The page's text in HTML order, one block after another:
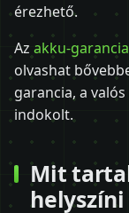
érezhető.
Az akku-
olvashat
garancia, a
indokolt.
Mit